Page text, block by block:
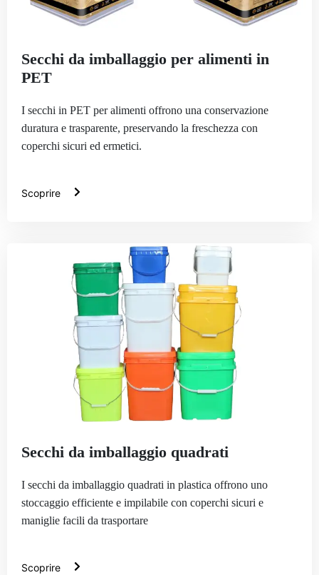
Secchi da imballaggio per alimenti in
PET
I secchi in PET per alimenti offrono una conservazione
duratura e trasparente, preservando la freschezza con
coperchi sicuri ed ermetici.
Scoprire
Secchi da imballaggio quadrati
I secchi da imballaggio quadrati in plastica offrono uno
stoccaggio efficiente e impilabile con coperchi sicuri e
maniglie facili da trasportare
Scoprire